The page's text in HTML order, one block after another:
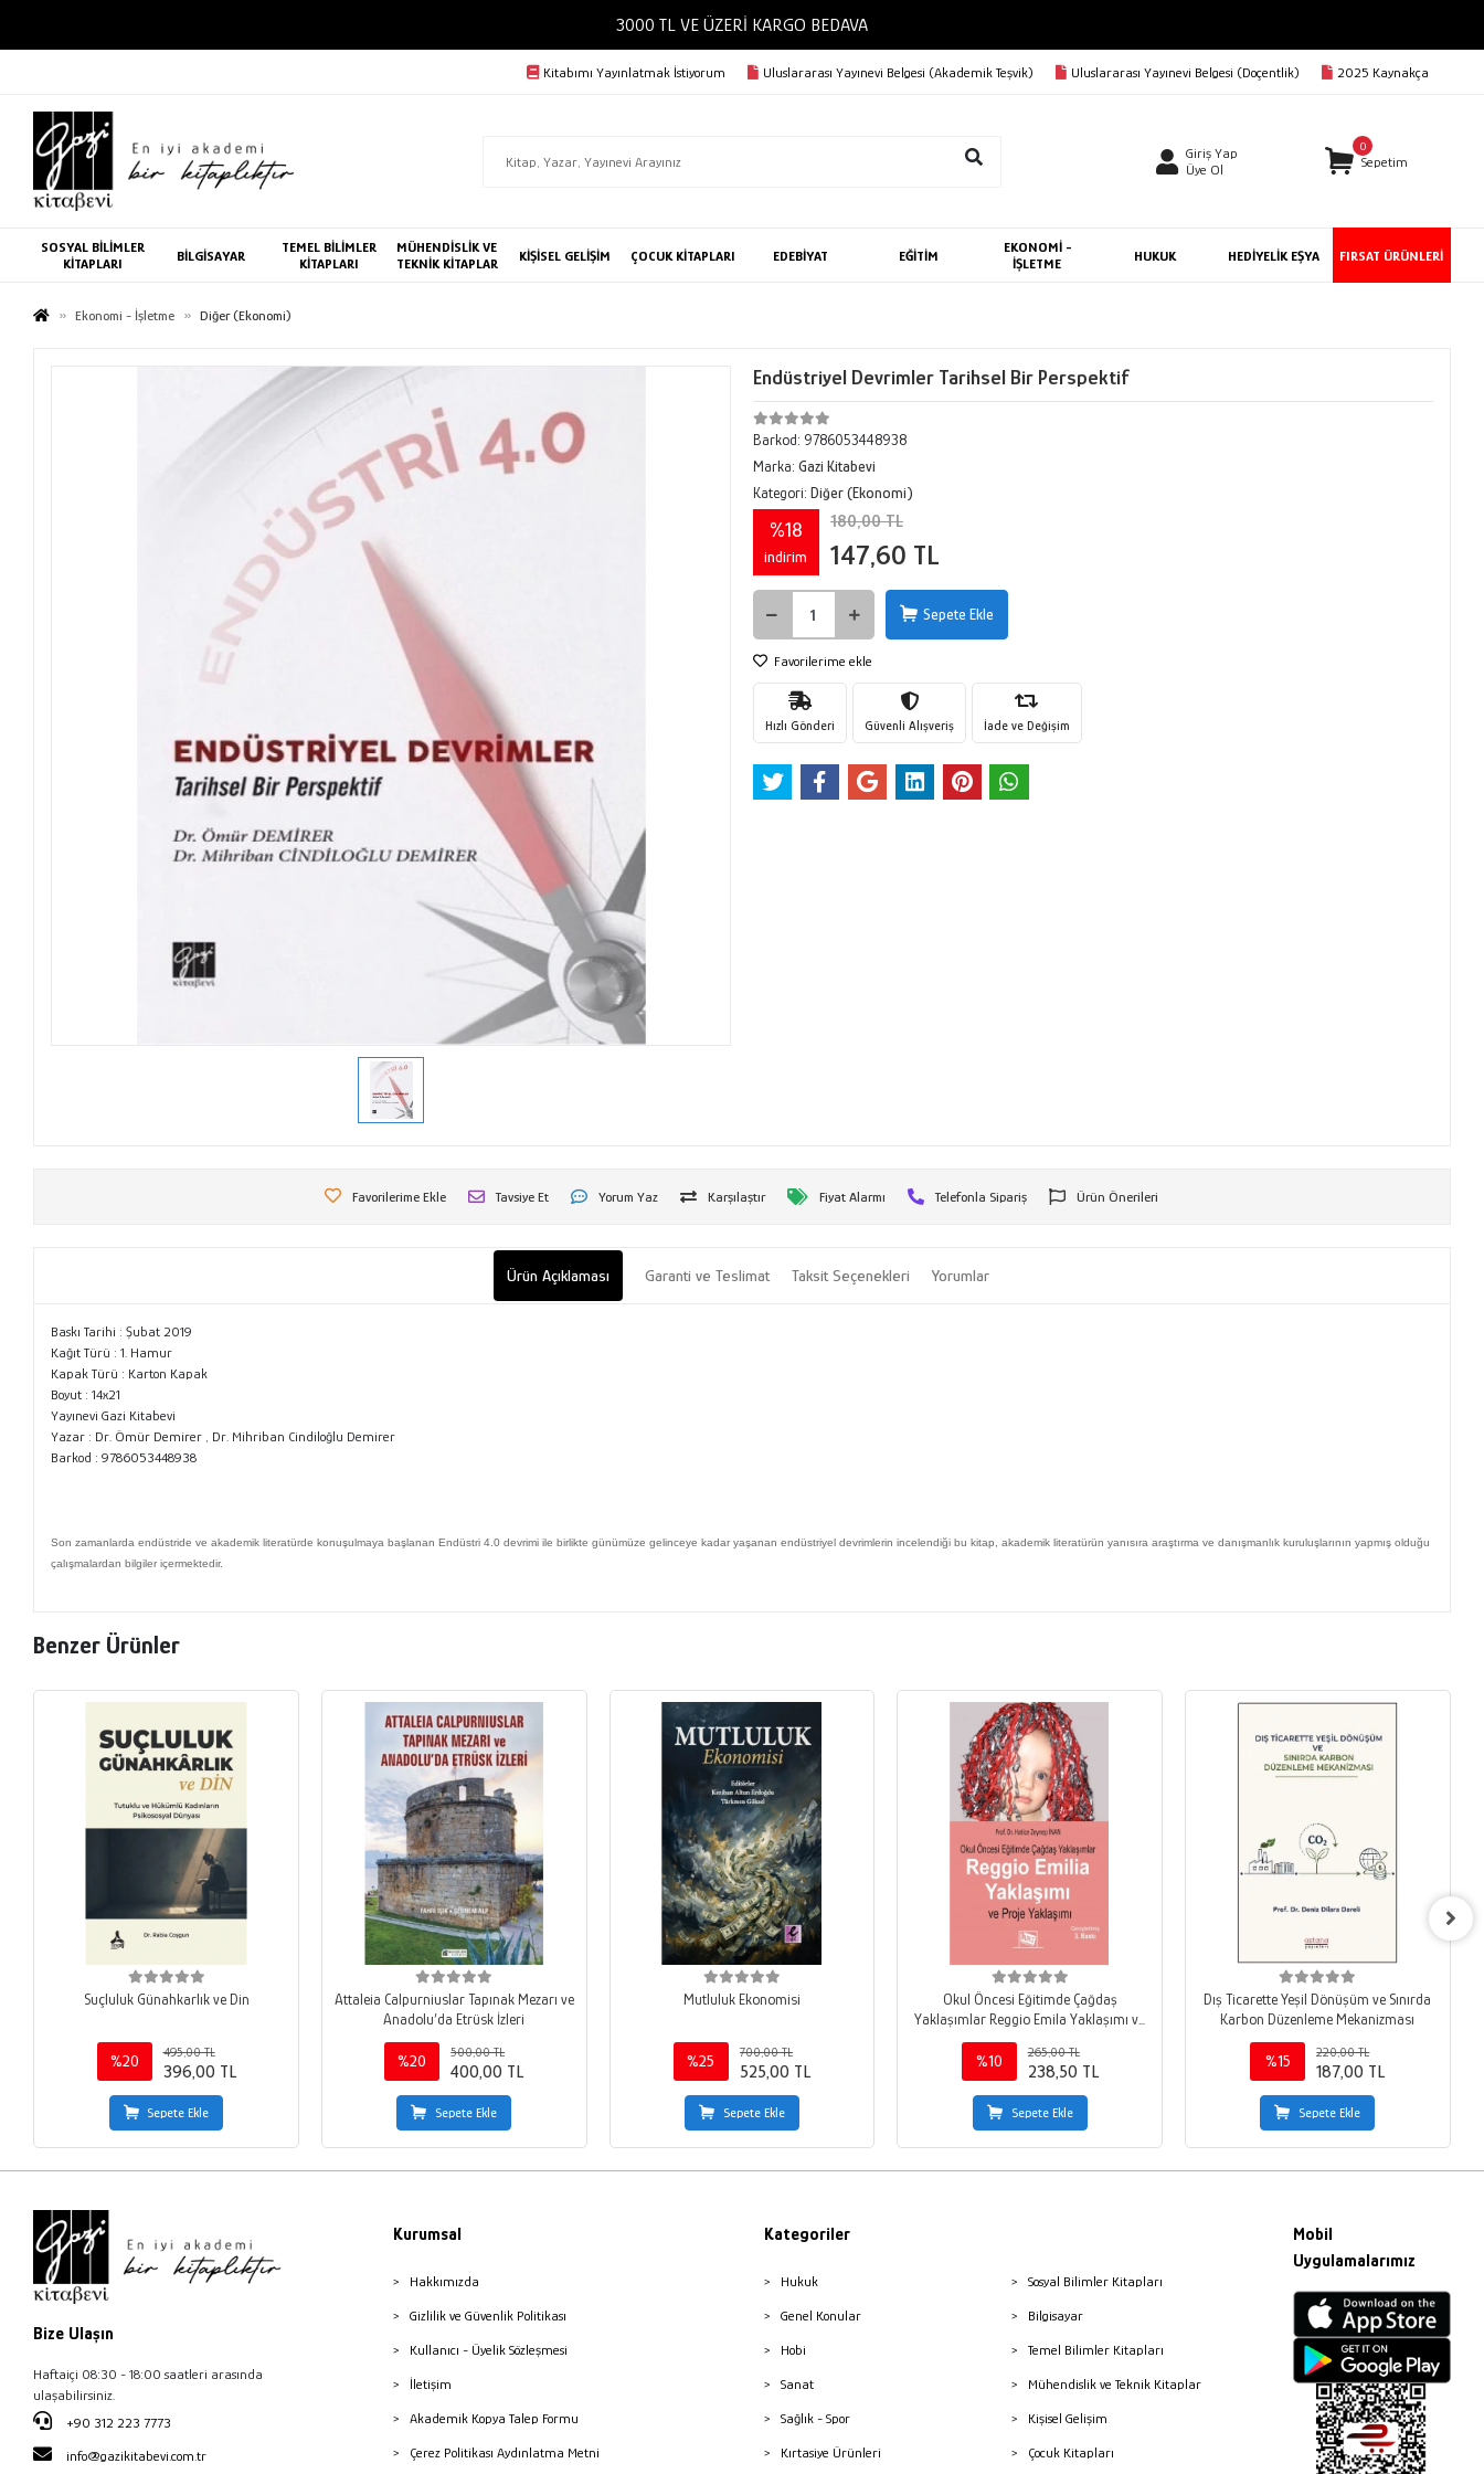
Kitabımı Yayınlatmak İstiyorum Uluslararası Yayınevi Belgesi (Akademik Teşvik) Uluslararası Yayınevi Belgesi (Doçentlik) 2025 Kaynakça
Giriş Yap
Üye Ol
0
Sepetim
SOSYAL BİLİMLER
KİTAPLARI
BİLGİSAYAR
TEMEL BİLİMLER
KİTAPLARI
MÜHENDİSLİK VE
TEKNİK KİTAPLAR
KİŞİSEL GELİŞİM ÇOCUK KİTAPLARI EDEBİYAT EĞİTİM
EKONOMİ -
İŞLETME
HUKUK HEDİYELİK EŞYA FIRSAT ÜRÜNLERİ
Ekonomi - İşletme Diğer (Ekonomi)
Endüstriyel Devrimler Tarihsel Bir Perspektif
Barkod: 9786053448938
Marka: Gazi Kitabevi
Kategori: Diğer (Ekonomi)
%18
indirim
180,00 TL
147,60 TL
Sepete Ekle
Favorilerime ekle
Hızlı Gönderi Güvenli Alışveriş İade ve Değişim
Favorilerime Ekle Tavsiye Et Yorum Yaz Karşılaştır Fiyat Alarmı Telefonla Sipariş Ürün Önerileri
Ürün Açıklaması Garanti ve Teslimat Taksit Seçenekleri Yorumlar
Baskı Tarihi : Şubat 2019
Kağıt Türü : 1. Hamur
Kapak Türü : Karton Kapak
Boyut : 14x21
Yayınevi Gazi Kitabevi
Yazar : Dr. Ömür Demirer , Dr. Mihriban Cindiloğlu Demirer
Barkod : 9786053448938
Son zamanlarda endüstride ve akademik literatürde konuşulmaya başlanan Endüstri 4.0 devrimi ile birlikte günümüze gelinceye kadar yaşanan endüstriyel devrimlerin incelendiği bu kitap, akademik literatürün yanısıra araştırma ve danışmanlık kuruluşlarının yapmış olduğu
çalışmalardan bilgiler içermektedir.
Benzer Ürünler
Suçluluk Günahkarlık ve Din
%20
495,00 TL
396,00 TL
Sepete Ekle
Attaleia Calpurniuslar Tapınak Mezarı ve
Anadolu’da Etrüsk İzleri
%20
500,00 TL
400,00 TL
Sepete Ekle
Mutluluk Ekonomisi
%25
700,00 TL
525,00 TL
Sepete Ekle
Okul Öncesi Eğitimde Çağdaş
Yaklaşımlar Reggio Emila Yaklaşımı ve
Proje Yaklaşımı
%10
265,00 TL
238,50 TL
Sepete Ekle
Dış Ticarette Yeşil Dönüşüm ve Sınırda
Karbon Düzenleme Mekanizması
%15
220,00 TL
187,00 TL
Sepete Ekle
Bize Ulaşın
Haftaiçi 08:30 - 18:00 saatleri arasında
ulaşabilirsiniz.
+90 312 223 7773
info@gazikitabevi.com.tr
Kurumsal
Hakkımızda
Gizlilik ve Güvenlik Politikası
Kullanıcı - Üyelik Sözleşmesi
İletişim
Akademik Kopya Talep Formu
Çerez Politikası Aydınlatma Metni
Kategoriler
Hukuk
Genel Konular
Hobi
Sanat
Sağlık - Spor
Kırtasiye Ürünleri
Sosyal Bilimler Kitapları
Bilgisayar
Temel Bilimler Kitapları
Mühendislik ve Teknik Kitaplar
Kişisel Gelişim
Çocuk Kitapları
Mobil
Uygulamalarımız